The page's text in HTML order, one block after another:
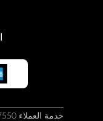
خدمة العملاء info@zepter.com.jo; +962 (6) 550 7550